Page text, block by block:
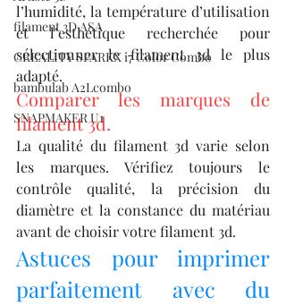
filament 3D ASA
CREALITY SPARKX i7 Color Combo
bambulab A2Lcombo
SNAPMAKER U1
l’humidité, la température d’utilisation
et l’esthétique recherchée pour
sélectionner le filament 3d le plus
adapté.
Comparer les marques de
filament 3d.
La qualité du filament 3d varie selon
les marques. Vérifiez toujours le
contrôle qualité, la précision du
diamètre et la constance du matériau
avant de choisir votre filament 3d.
Astuces pour imprimer
parfaitement avec du